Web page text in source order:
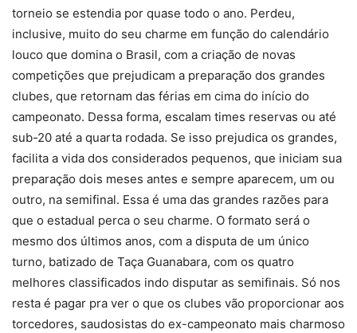
torneio se estendia por quase todo o ano. Perdeu,
inclusive, muito do seu charme em função do calendário
louco que domina o Brasil, com a criação de novas
competições que prejudicam a preparação dos grandes
clubes, que retornam das férias em cima do início do
campeonato. Dessa forma, escalam times reservas ou até
sub-20 até a quarta rodada. Se isso prejudica os grandes,
facilita a vida dos considerados pequenos, que iniciam sua
preparação dois meses antes e sempre aparecem, um ou
outro, na semifinal. Essa é uma das grandes razões para
que o estadual perca o seu charme. O formato será o
mesmo dos últimos anos, com a disputa de um único
turno, batizado de Taça Guanabara, com os quatro
melhores classificados indo disputar as semifinais. Só nos
resta é pagar pra ver o que os clubes vão proporcionar aos
torcedores, saudosistas do ex-campeonato mais charmoso